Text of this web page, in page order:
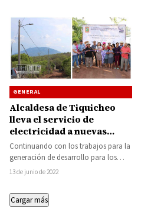
GENERAL
Alcaldesa de Tiquicheo
lleva el servicio de
electricidad a nuevas
colonias de la cabecera
municipal de Tiquicheo
Continuando con los trabajos para la
generación de desarrollo para los
distintos sectores sociales, la
13 de junio de 2022
Cargar más